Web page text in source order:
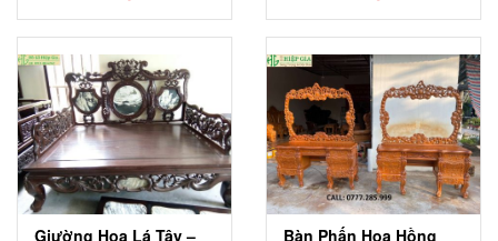
Giường Hoa Lá Tây –
Bàn Phấn Hoa Hồng